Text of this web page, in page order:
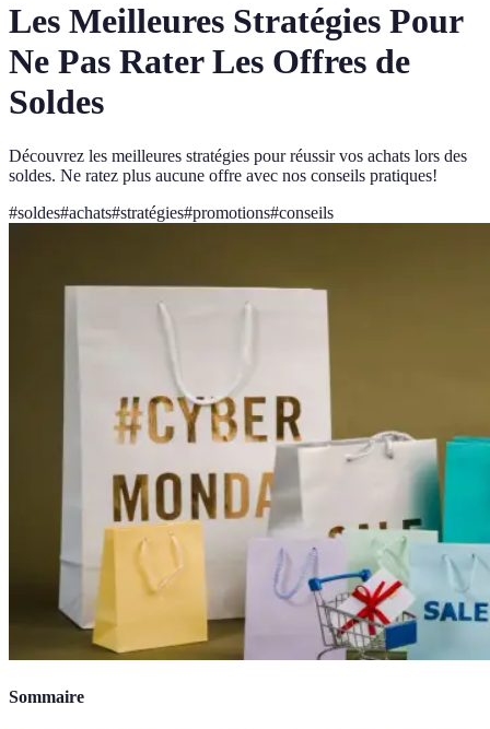
Les Meilleures Stratégies Pour
Ne Pas Rater Les Offres de
Soldes
Découvrez les meilleures stratégies pour réussir vos achats lors des
soldes. Ne ratez plus aucune offre avec nos conseils pratiques!
#soldes#achats#stratégies#promotions#conseils
Sommaire